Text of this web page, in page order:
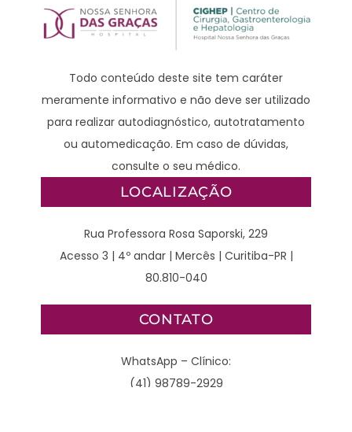
Todo conteúdo deste site tem caráter
meramente informativo e não deve ser utilizado
para realizar autodiagnóstico, autotratamento
ou automedicação. Em caso de dúvidas,
consulte o seu médico.
LOCALIZAÇÃO
Rua Professora Rosa Saporski, 229
Acesso 3 | 4º andar | Mercês | Curitiba-PR |
80.810-040
CONTATO
WhatsApp – Clínico:
(41) 98789-2929